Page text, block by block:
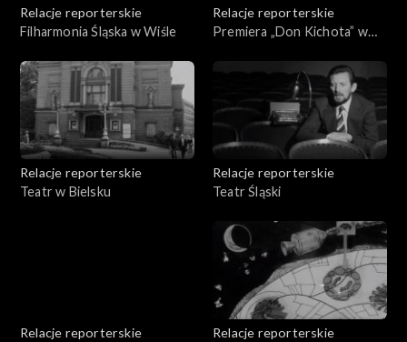
Relacje reporterskie
Filharmonia Śląska w Wiśle
Relacje reporterskie
Premiera „Don Kichota” w
Relacje reporterskie
Teatr w Bielsku
Relacje reporterskie
Teatr Śląski
Relacje reporterskie
Relacje reporterskie